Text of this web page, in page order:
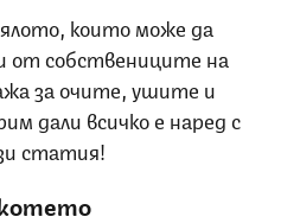
които може да
от собствениците на
за очите, ушите и
дали всичко е наред с
статия!
котето